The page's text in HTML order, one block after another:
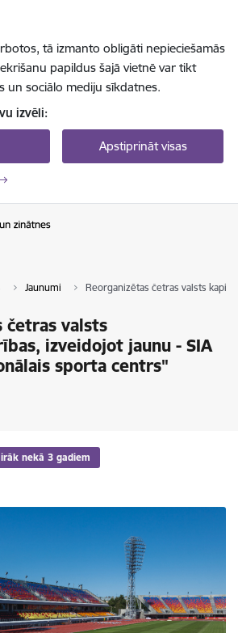
tā izmanto obligāti nepieciešamās
papildus šajā vietnē var tikt
un sociālo mediju sīkdatnes.
izvēli:
Apstiprināt visas
Jaunumi Reorganizētas četras valsts
četras valsts
izveidojot jaunu - SIA
sporta centrs"
nekā 3 gadiem